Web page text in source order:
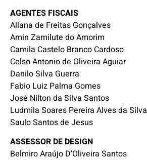
AGENTES FISCAIS
Allana de Freitas Gonçalves
Amin Zamilute do Amorim
Camila Castelo Branco Cardoso
Celso Antonio de Oliveira Aguiar
Danilo Silva Guerra
Fabio Luiz Palma Gomes
José Nilton da Silva Santos
Ludmila Soares Pereira Alves da Silva
Saulo Santos de Jesus
ASSESSOR DE DESIGN
Belmiro Araújo D’Oliveira Santos